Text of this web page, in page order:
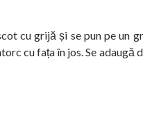
cu grijă și se pun pe un
cu fața în jos. Se adaugă